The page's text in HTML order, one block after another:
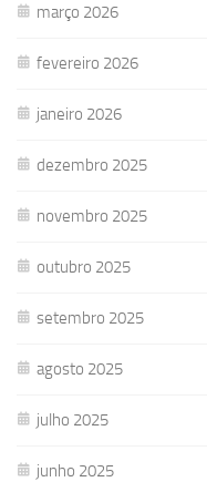
março 2026
fevereiro 2026
janeiro 2026
dezembro 2025
novembro 2025
outubro 2025
setembro 2025
agosto 2025
julho 2025
junho 2025